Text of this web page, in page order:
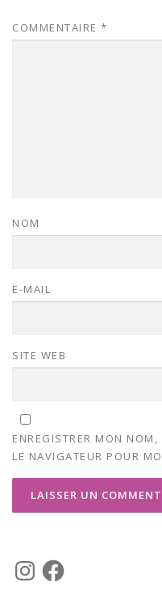
COMMENTAIRE *
NOM
E-MAIL
SITE WEB
ENREGISTRER MON
LE NAVIGATEUR POUR
n
F
a